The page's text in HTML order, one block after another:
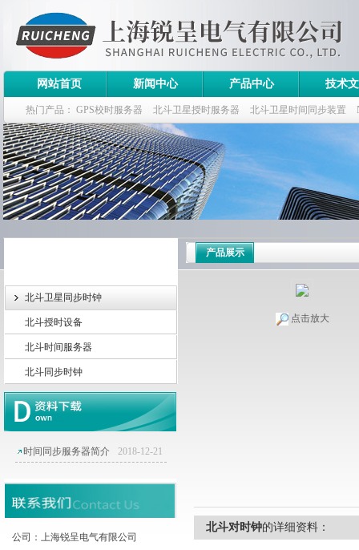
上海锐呈电气有限公司
网站首页 新闻中心 产品中心 技术
热门产品： GPS校时服务器 北斗卫星授时服务器 北斗卫星时间同步装置
斗卫星同步时钟指标
北斗卫星同步时钟
北斗授时设备
北斗时间服务器
北斗同步时钟
时间同步服务器简介 2018-12-21
公司：上海锐呈电气有限公司
产品展示
点击放大
北斗对时钟的详细资料：